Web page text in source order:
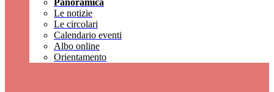
Panoramica
Le notizie
Le circolari
Calendario eventi
Albo online
Orientamento